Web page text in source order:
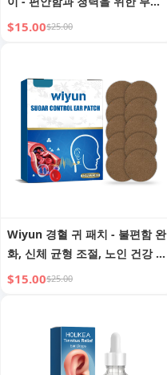
러운 식물성 포뮬러
$15.00$25.00
Wiyun 경혈 귀 패치 - 불편함 완
화, 신체 균형 조절, 노인 건강 관
리
$15.00$25.00